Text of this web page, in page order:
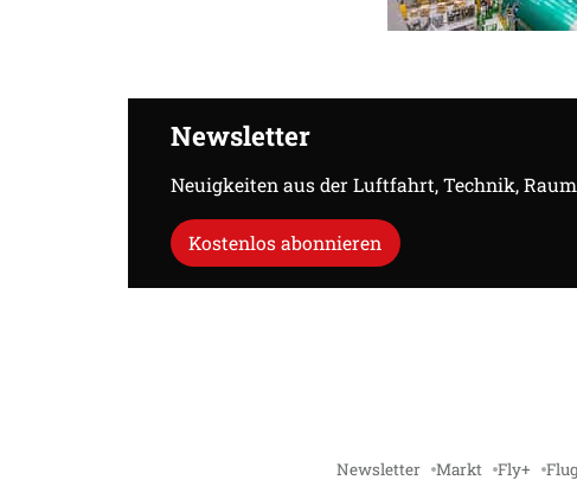
Newsletter
Neuigkeiten aus der Luftfahrt, Technik,
Kostenlos abonnieren
Newsletter Markt Fly+